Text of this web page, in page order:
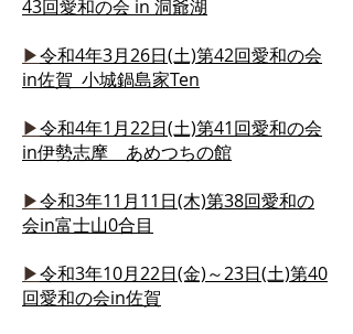
43回愛和の会 in 洞爺湖
▶令和4年3月26日(土)第42回愛和の会
in佐賀 小城鍋島家Ten
▶令和4年1月22日(土)第41回愛和の会
in伊勢志摩 あめつちの館
▶令和3年11月11日(木)第38回愛和の
会in富士山0合目
▶令和3年10月22日(金)～23日(土)第40
回愛和の会in佐賀